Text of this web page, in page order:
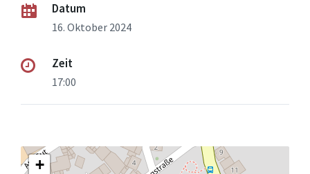
Datum
16. Oktober 2024
Zeit
17:00
+